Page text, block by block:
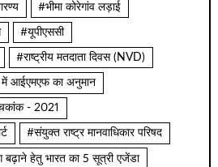
#भीमा कोरेगांव लड़ाई
#यूपीएससी
#राष्ट्रीय मतदाता दिवस (NVD)
में आईएमएफ का अनुमान
- 2021
#संयुक्त राष्ट्र मानवाधिकार परिषद
बढ़ाने हेतु भारत का 5 सूत्री एजेंडा